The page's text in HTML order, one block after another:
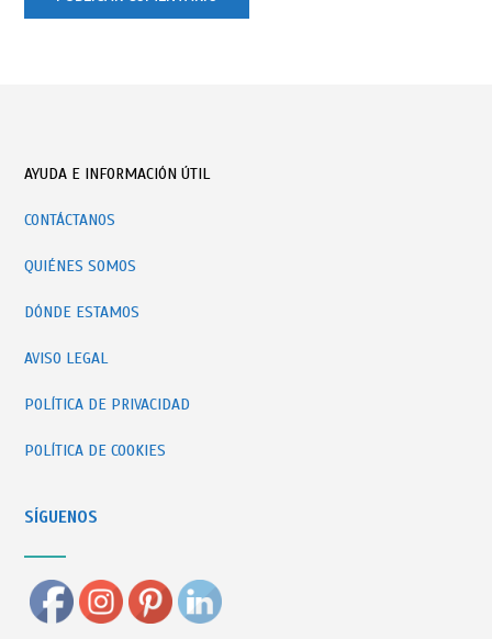
AYUDA E INFORMACIÓN ÚTIL
CONTÁCTANOS
QUIÉNES SOMOS
DÓNDE ESTAMOS
AVISO LEGAL
POLÍTICA DE PRIVACIDAD
POLÍTICA DE COOKIES
SÍGUENOS